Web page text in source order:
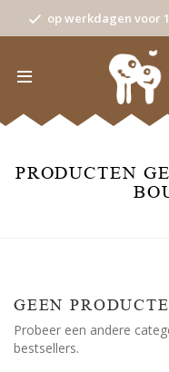
op werkdagen voor
PRODUCTEN
GEEN
Probeer een andere
bestsellers.